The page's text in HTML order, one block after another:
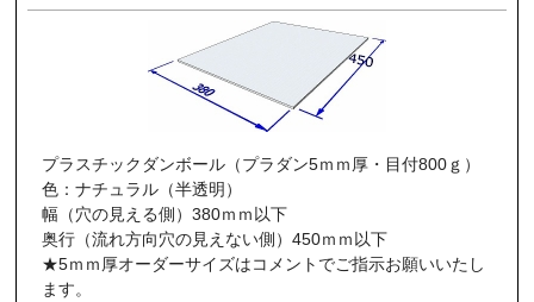
プラスチックダンボール（プラダン5ｍｍ厚・目付800ｇ）
色：ナチュラル（半透明）
幅（穴の見える側）380ｍｍ以下
奥行（流れ方向穴の見えない側）450ｍｍ以下
★5ｍｍ厚オーダーサイズはコメントでご指示お願いいたし
ます。